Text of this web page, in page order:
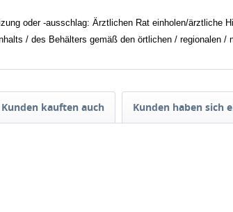
oder -ausschlag: Ärztlichen Rat einholen/ärztliche
/ des Behälters gemäß den örtlichen / regionalen /
Kunden kauften auch Kunden haben sich